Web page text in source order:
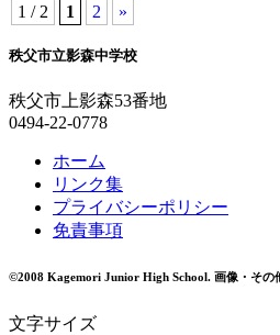
1 / 2 1 2 »
秩父市立影森中学校
秩父市上影森53番地
0494-22-0778
ホーム
リンク集
プライバシーポリシー
免責事項
©2008 Kagemori Junior High School. 画像・その
文字サイズ